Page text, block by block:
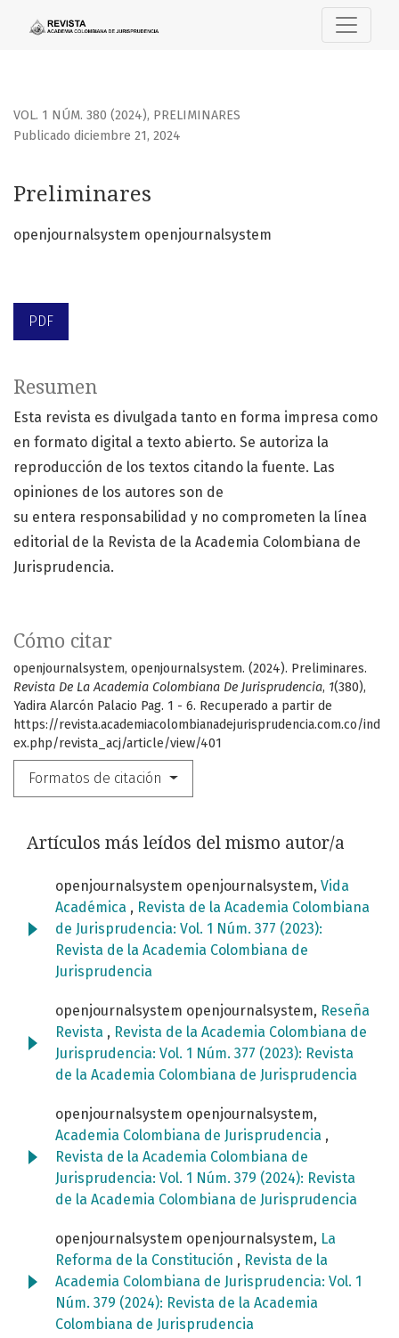
VOL. 1 NÚM. 380 (2024), PRELIMINARES
Preliminares
Publicado diciembre 21, 2024
openjournalsystem openjournalsystem
PDF
Cómo citar
openjournalsystem, openjournalsystem. (2024). Preliminares.
Revista De La Academia Colombiana De Jurisprudencia, 1(380),
Yadira Alarcón Palacio Pag. 1 - 6. Recuperado a partir de
https://revista.academiacolombianadejurisprudencia.com.co/ind
ex.php/revista_acj/article/view/401
Formatos de citación
Resumen
Esta revista es divulgada tanto en forma impresa como
en formato digital a texto abierto. Se autoriza la
reproducción de los textos citando la fuente. Las
opiniones de los autores son de
su entera responsabilidad y no comprometen la línea
editorial de la Revista de la Academia Colombiana de
Jurisprudencia.
Artículos más leídos del mismo autor/a
openjournalsystem openjournalsystem, Vida
Académica , Revista de la Academia Colombiana
de Jurisprudencia: Vol. 1 Núm. 377 (2023):
Revista de la Academia Colombiana de
Jurisprudencia
openjournalsystem openjournalsystem, Reseña
Revista , Revista de la Academia Colombiana de
Jurisprudencia: Vol. 1 Núm. 377 (2023): Revista
de la Academia Colombiana de Jurisprudencia
openjournalsystem openjournalsystem,
Academia Colombiana de Jurisprudencia ,
Revista de la Academia Colombiana de
Jurisprudencia: Vol. 1 Núm. 379 (2024): Revista
de la Academia Colombiana de Jurisprudencia
openjournalsystem openjournalsystem, La
Reforma de la Constitución , Revista de la
Academia Colombiana de Jurisprudencia: Vol. 1
Núm. 379 (2024): Revista de la Academia
Colombiana de Jurisprudencia